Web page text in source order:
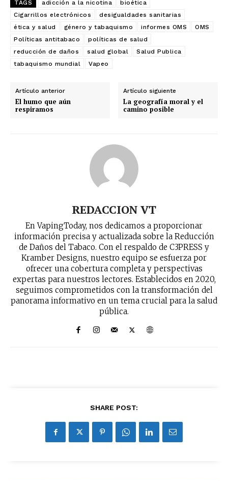
TAGS adicción a la nicotina
bioética
Cigarrillos electrónicos
desigualdades sanitarias
ética y salud
género y tabaquismo informes OMS
OMS
Políticas antitabaco
políticas de salud
reducción de daños
salud global
Salud Publica
tabaquismo mundial
Vapeo
Artículo anterior
El humo que aún
respiramos
Artículo siguiente
La geografía moral y el
camino posible
REDACCION VT
En VapingToday, nos dedicamos a proporcionar
información precisa y actualizada sobre la Reducción
de Daños del Tabaco. Con el respaldo de C3PRESS y
Kramber Designs, nuestro equipo se esfuerza por
ofrecer una cobertura completa y perspectivas
expertas para nuestros lectores. Establecidos en 2020,
seguimos comprometidos con la transformación del
panorama informativo en un tema crucial para la salud
pública.
SHARE POST: